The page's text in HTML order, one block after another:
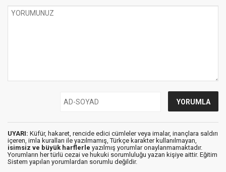
UYARI: Küfür, hakaret, rencide edici cümleler veya imalar, inançlara saldırı
içeren, imla kuralları ile yazılmamış, Türkçe karakter kullanılmayan,
isimsiz ve büyük harflerle yazılmış yorumlar onaylanmamaktadır.
Yorumların her türlü cezai ve hukuki sorumluluğu yazan kişiye aittir. Eğitim
Sistem yapılan yorumlardan sorumlu değildir.